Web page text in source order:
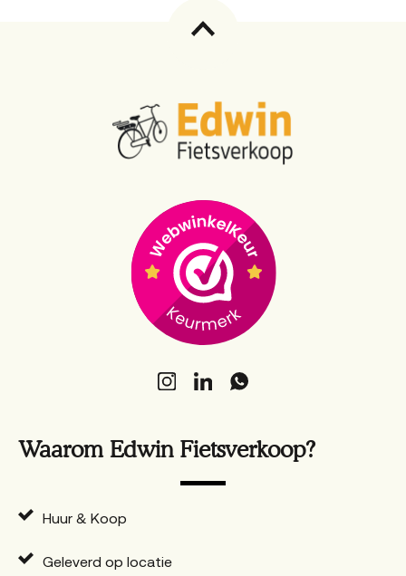
Waarom Edwin Fietsverkoop?
Huur & Koop
Geleverd op locatie